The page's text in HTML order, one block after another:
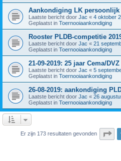
Aankondiging LK persoonlijk
Laatste bericht door Jac « 4 oktober
Geplaatst in Toernooiaankondiging
Rooster PLDB-competitie
Laatste bericht door Jac « 21
Geplaatst in Toernooiaankondiging
21-09-2019: 25 jaar Cema/DVZ
Laatste bericht door Jac « 5
Geplaatst in Toernooiaankondiging
26-08-2019: aankondiging
Laatste bericht door Jac « 26
Geplaatst in Toernooiaankondiging
Er zijn 173 resultaten gevonden